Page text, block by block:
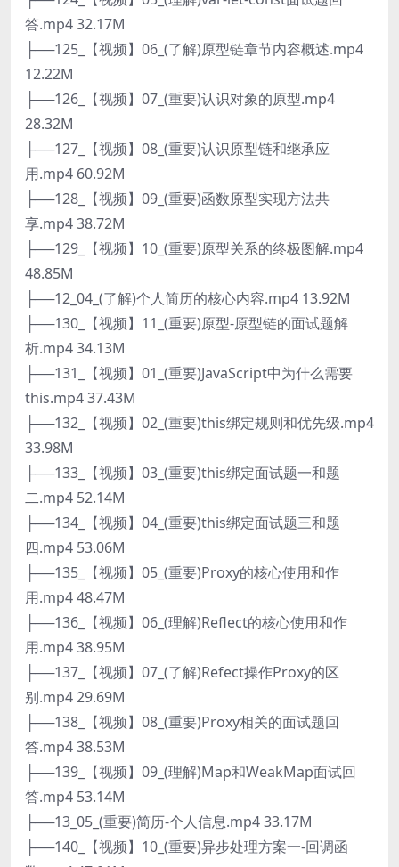
答.mp4 32.17M
├──125_【视频】06_(了解)原型链章节内容概述.mp4
12.22M
├──126_【视频】07_(重要)认识对象的原型.mp4
28.32M
├──127_【视频】08_(重要)认识原型链和继承应
用.mp4 60.92M
├──128_【视频】09_(重要)函数原型实现方法共
享.mp4 38.72M
├──129_【视频】10_(重要)原型关系的终极图解.mp4
48.85M
├──12_04_(了解)个人简历的核心内容.mp4 13.92M
├──130_【视频】11_(重要)原型-原型链的面试题解
析.mp4 34.13M
├──131_【视频】01_(重要)JavaScript中为什么需要
this.mp4 37.43M
├──132_【视频】02_(重要)this绑定规则和优先级.mp4
33.98M
├──133_【视频】03_(重要)this绑定面试题一和题
二.mp4 52.14M
├──134_【视频】04_(重要)this绑定面试题三和题
四.mp4 53.06M
├──135_【视频】05_(重要)Proxy的核心使用和作
用.mp4 48.47M
├──136_【视频】06_(理解)Reflect的核心使用和作
用.mp4 38.95M
├──137_【视频】07_(了解)Refect操作Proxy的区
别.mp4 29.69M
├──138_【视频】08_(重要)Proxy相关的面试题回
答.mp4 38.53M
├──139_【视频】09_(理解)Map和WeakMap面试回
答.mp4 53.14M
├──13_05_(重要)简历-个人信息.mp4 33.17M
├──140_【视频】10_(重要)异步处理方案一-回调函